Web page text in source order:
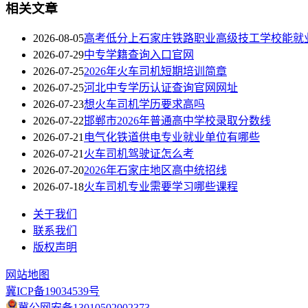
相关文章
2026-08-05高考低分上石家庄铁路职业高级技工学校能就
2026-07-29中专学籍查询入口官网
2026-07-25​2026年火车司机短期培训简章
2026-07-25河北中专学历认证查询官网网址
2026-07-23想火车司机学历要求高吗
2026-07-22邯郸市2026年普通高中学校录取分数线
2026-07-21 电气化铁道供电专业就业单位有哪些
2026-07-21 火车司机驾驶证怎么考
2026-07-202026年石家庄地区高中统招线
2026-07-18火车司机专业需要学习哪些课程
关于我们
联系我们
版权声明
网站地图
冀ICP备19034539号